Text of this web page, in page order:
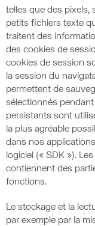
telles que des pixels,
petits fichiers texte
traitent des
des cookies de
cookies de session
la session du
permettent de
sélectionnés
persistants sont
la plus agréable
dans nos
logiciel (« SDK »).
contiennent des
fonctions.
Le stockage et la
par exemple par la